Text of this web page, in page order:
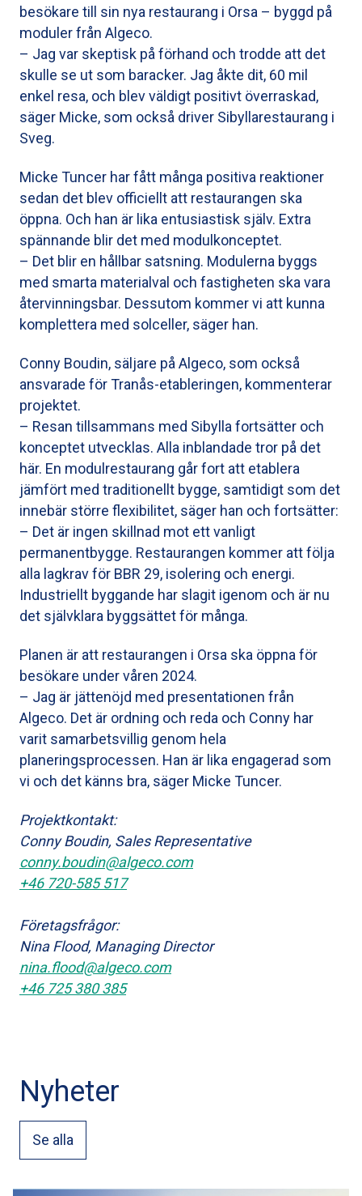
besökare till sin nya restaurang i Orsa – byggd på
moduler från Algeco.
– Jag var skeptisk på förhand och trodde att det
skulle se ut som baracker. Jag åkte dit, 60 mil
enkel resa, och blev väldigt positivt överraskad,
säger Micke, som också driver Sibyllarestaurang i
Sveg.
Micke Tuncer har fått många positiva reaktioner
sedan det blev officiellt att restaurangen ska
öppna. Och han är lika entusiastisk själv. Extra
spännande blir det med modulkonceptet.
– Det blir en hållbar satsning. Modulerna byggs
med smarta materialval och fastigheten ska vara
återvinningsbar. Dessutom kommer vi att kunna
komplettera med solceller, säger han.
Conny Boudin, säljare på Algeco, som också
ansvarade för Tranås-etableringen, kommenterar
projektet.
– Resan tillsammans med Sibylla fortsätter och
konceptet utvecklas. Alla inblandade tror på det
här. En modulrestaurang går fort att etablera
jämfört med traditionellt bygge, samtidigt som det
innebär större flexibilitet, säger han och fortsätter:
– Det är ingen skillnad mot ett vanligt
permanentbygge. Restaurangen kommer att följa
alla lagkrav för BBR 29, isolering och energi.
Industriellt byggande har slagit igenom och är nu
det självklara byggsättet för många.
Planen är att restaurangen i Orsa ska öppna för
besökare under våren 2024.
– Jag är jättenöjd med presentationen från
Algeco. Det är ordning och reda och Conny har
varit samarbetsvillig genom hela
planeringsprocessen. Han är lika engagerad som
vi och det känns bra, säger Micke Tuncer.
Projektkontakt:
Conny Boudin, Sales Representative
conny.boudin@algeco.com
+46 720-585 517
Företagsfrågor:
Nina Flood, Managing Director
nina.flood@algeco.com
+46 725 380 385
Nyheter
Se alla